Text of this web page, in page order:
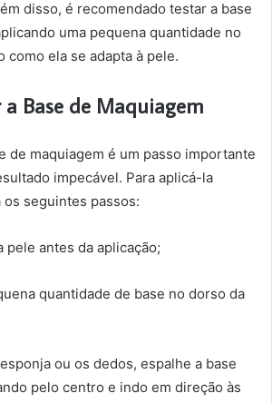
disso, é recomendado testar a base
uma pequena quantidade no
como ela se adapta à pele.
Base de Maquiagem
de maquiagem é um passo importante
impecável. Para aplicá-la
seguintes passos:
pele antes da aplicação;
quantidade de base no dorso da
ou os dedos, espalhe a base
pelo centro e indo em direção às